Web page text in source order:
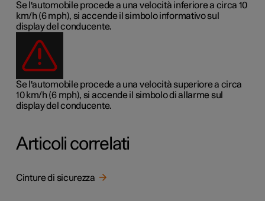
Se l'automobile procede a una velocità inferiore a circa 10
km/h (6 mph), si accende il simbolo informativo sul
display del conducente.
Se l'automobile procede a una velocità superiore a circa
10 km/h (6 mph), si accende il simbolo di allarme sul
display del conducente.
Articoli correlati
Cinture di sicurezza